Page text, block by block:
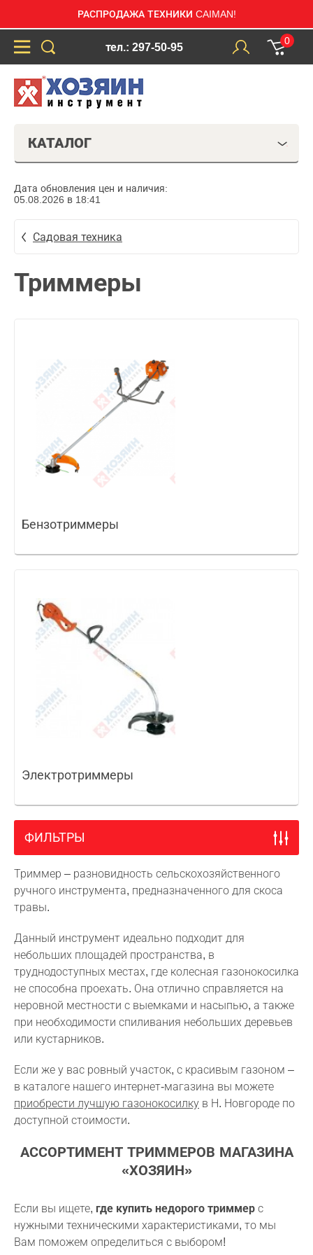
РАСПРОДАЖА ТЕХНИКИ CAIMAN!
тел.: 297-50-95
0
КАТАЛОГ
Дата обновления цен и наличия:
05.08.2026 в 18:41
Садовая техника
Триммеры
Бензотриммеры
Электротриммеры
ФИЛЬТРЫ
Триммер – разновидность сельскохозяйственного
ручного инструмента, предназначенного для скоса
травы.
Данный инструмент идеально подходит для
небольших площадей пространства, в
труднодоступных местах, где колесная газонокосилка
не способна проехать. Она отлично справляется на
неровной местности с выемками и насыпью, а также
при необходимости спиливания небольших деревьев
или кустарников.
Если же у вас ровный участок, с красивым газоном –
в каталоге нашего интернет-магазина вы можете
приобрести лучшую газонокосилку в Н. Новгороде по
доступной стоимости.
АССОРТИМЕНТ ТРИММЕРОВ МАГАЗИНА
«ХОЗЯИН»
Если вы ищете, где купить недорого триммер с
нужными техническими характеристиками, то мы
Вам поможем определиться с выбором!